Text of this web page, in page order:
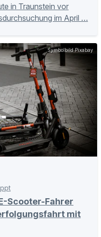
in Traunstein vor
im April …
Symbolbild Pixabay
Scooter-Fahrer
mit